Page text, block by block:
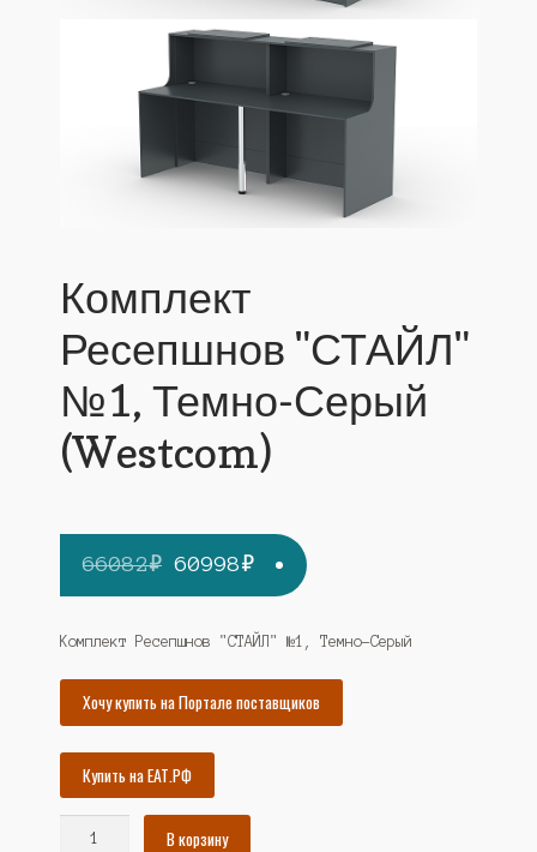
Комплект
Ресепшнов "СТАЙЛ"
№1, Темно-Серый
(Westcom)
66082₽ Первоначальная
цена
составляла
66082₽.
60998₽Текущая
цена:
60998₽.
Комплект Ресепшнов "СТАЙЛ" №1, Темно-Серый
Хочу купить на Портале поставщиков
Купить на ЕАТ.РФ
В корзину